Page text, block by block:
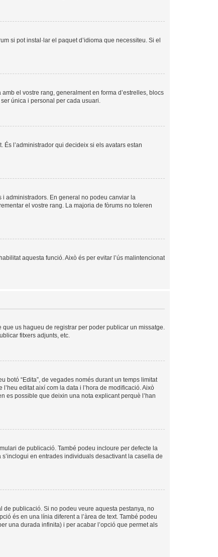
si pot instal·lar el paquet d’idioma que necessiteu. Si el
el vostre rang, generalment en forma d’estrelles, blocs
única i personal per cada usuari.
l’administrador qui decideix si els avatars estan
administradors. En general no podeu canviar la
el vostre rang. La majoria de fòrums no toleren
aquesta funció. Això és per evitar l’ús malintencionat
us hagueu de registrar per poder publicar un missatge.
fitxers adjunts, etc.
“Edita”, de vegades només durant un temps limitat
editat així com la data i l’hora de modificació. Això
es possible que deixin una nota explicant perquè l’han
de publicació. També podeu incloure per defecte la
en entrades individuals desactivant la casella de
de publicació. Si no podeu veure aquesta pestanya, no
és en una línia diferent a l’àrea de text. També podeu
una durada infinita) i per acabar l’opció que permet als